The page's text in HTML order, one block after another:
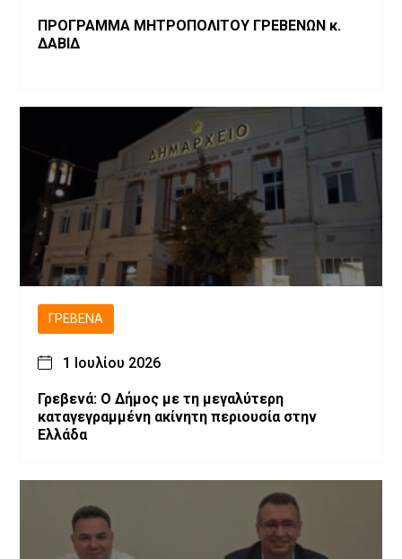
ΠΡΟΓΡΑΜΜΑ ΜΗΤΡΟΠΟΛΙΤΟΥ ΓΡΕΒΕΝΩΝ κ.
ΔΑΒΙΔ
ΓΡΕΒΕΝΆ
1 Ιουλίου 2026
Γρεβενά: Ο Δήμος με τη μεγαλύτερη
καταγεγραμμένη ακίνητη περιουσία στην
Ελλάδα